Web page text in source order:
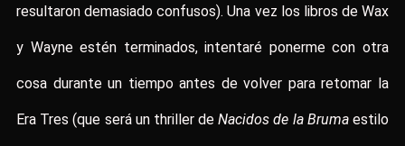
resultaron demasiado confusos). Una vez los libros de Wax
y Wayne estén terminados, intentaré ponerme con otra
cosa durante un tiempo antes de volver para retomar la
Era Tres (que será un thriller deNacidos de la Brumaestilo